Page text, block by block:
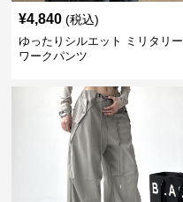
¥4,840 (税込)
ゆったりシルエット ミリタリー
ワークパンツ